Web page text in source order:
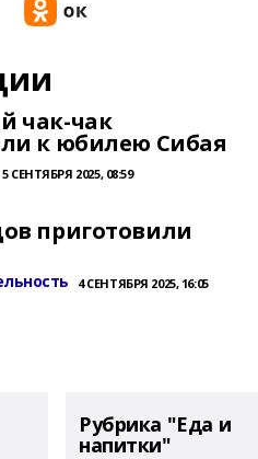
чак-чак
к юбилею Сибая
5 СЕНТЯБРЯ 2025, 08:59
приготовили
4 СЕНТЯБРЯ 2025, 16:05
Рубрика "Еда и
напитки"